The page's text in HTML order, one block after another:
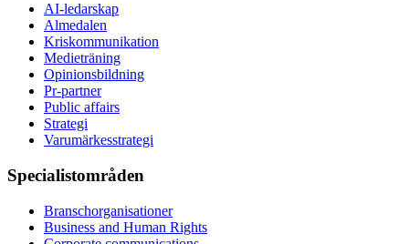
AI-ledarskap
Almedalen
Kris­kommunikation
Medieträning
Opinionsbildning
Pr-partner
Public affairs
Strategi
Varumärkesstrategi
Specialistområden
Branschorganisationer
Business and Human Rights